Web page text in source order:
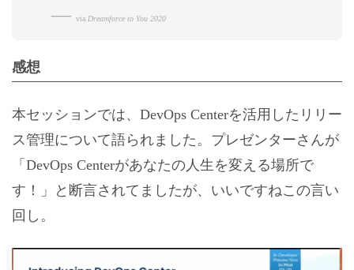
via Dreamforce to You 2020
感想
本セッションでは、DevOps Centerを活用したリリー
ス管理について語られました。プレゼンターさんが
「DevOps Centerがあなたの人生を変える場所で
す！」と断言されてましたが、いいですねこの言い
回し。